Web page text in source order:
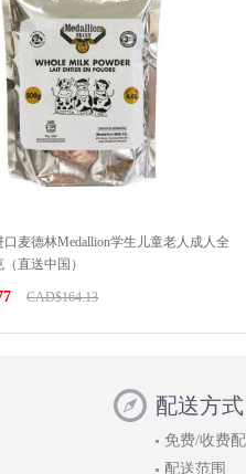
麦德林Medallion学生儿童老人成人全
直送中国）
CAD$164.13
配送方式
免费/收费
配送范围